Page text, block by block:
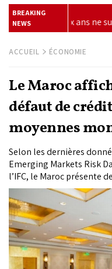
BREAKING
NEWS
Ryanair
ACCUEIL ÉCONOMIE
Le Maroc
défaut de
moyennes
Selon les dernières
Emerging Markets Risk
l’IFC, le Maroc présente
inférieurs aux moyennes
pour les prêts au secteur
financements accordés
institutions de
ont pour objectif d’aider
risques liés aux marchés
investissent aux côtés de